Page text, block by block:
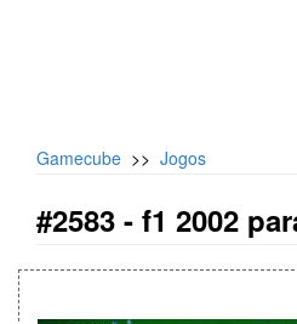
Gamecube >> Jogos
#2583 - f1 2002